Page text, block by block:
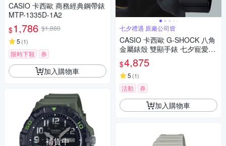
CASIO 卡西歐 商務經典鋼帶錶
MTP-1335D-1A2
$1,786 $1,880
5 (1)
限時下殺 券
加入購物車
補貨中
七夕禮遇 原廠公司貨
CASIO 卡西歐 G-SHOCK 八角
金屬錶殼 雙顯手錶 七夕寵愛季
送禮推薦-百搭銀灰 GM-2100-1
A
$4,875
5 (1)
活動 券
加入購物車